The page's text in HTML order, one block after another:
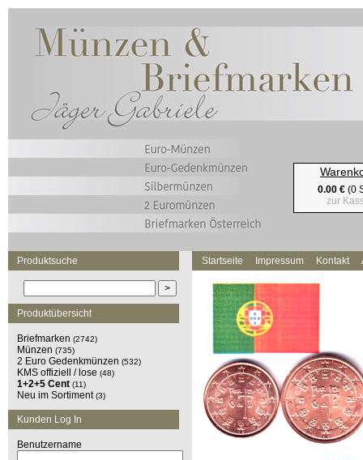
0.00 € (0
zur
Produktsuche
Produktübersicht
Briefmarken (2742)
Münzen (735)
2 Euro Gedenkmünzen (532)
KMS offiziell / lose (48)
1+2+5 Cent (11)
Neu im Sortiment (3)
Kunden Log In
Benutzername
Startseite Impressum Kontakt